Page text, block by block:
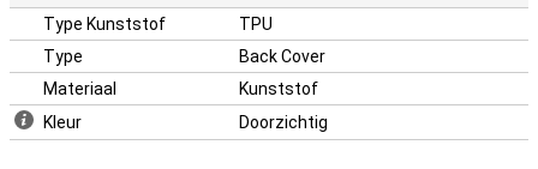
Type Kunststof
TPU
Type
Back Cover
Materiaal
Kunststof
Kleur
Doorzichtig